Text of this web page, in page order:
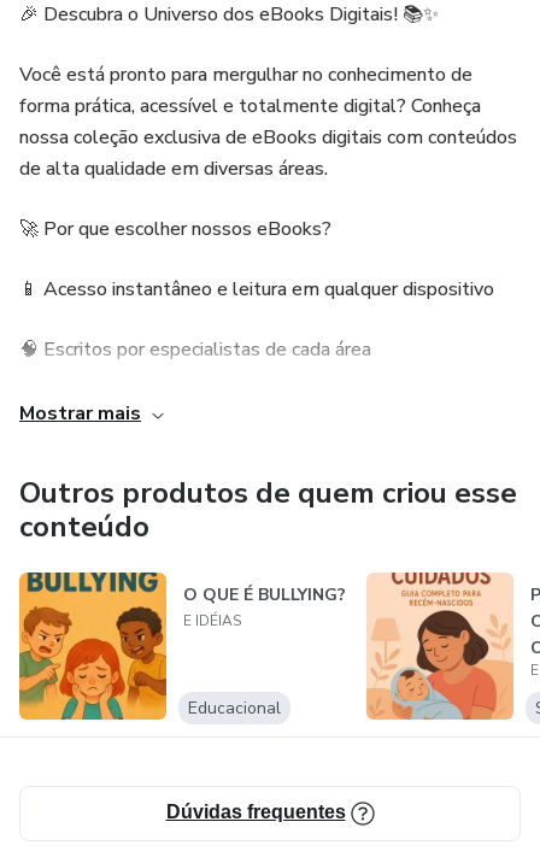
🎉 Descubra o Universo dos eBooks Digitais! 📚✨
Você está pronto para mergulhar no conhecimento de
forma prática, acessível e totalmente digital? Conheça
nossa coleção exclusiva de eBooks digitais com conteúdos
de alta qualidade em diversas áreas.
🚀 Por que escolher nossos eBooks?
📱 Acesso instantâneo e leitura em qualquer dispositivo
🧠 Escritos por especialistas de cada área
💸 Preço acessível e promoções exclusivas
Baixe agora com descontos especiais e comece hoje
📢 Compartilhe com quem ama aprender!
Nos siga nas redes sociais para mais novidades e
lançamentos semanais!
📚 O que são eBooks Digitais?
Mostrar mais
Outros produtos de quem criou esse
conteúdo
O QUE É BULLYING?
E IDÉIAS
Educacional
Dúvidas frequentes